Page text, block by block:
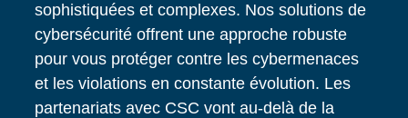
sophistiquées et complexes. Nos solutions de
cybersécurité offrent une approche robuste
pour vous protéger contre les cybermenaces
et les violations en constante évolution. Les
partenariats avec CSC vont au-delà de la